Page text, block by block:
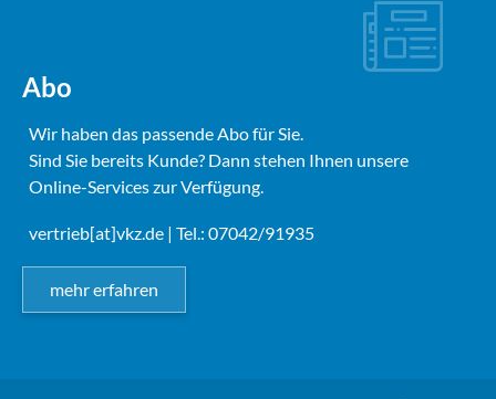
Abo
Wir haben das passende Abo für Sie.
Sind Sie bereits Kunde? Dann stehen Ihnen unsere
Online-Services zur Verfügung.
vertrieb[at]vkz.de | Tel.: 07042/91935
mehr erfahren